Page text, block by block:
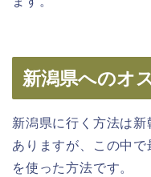
新潟県へのオ
新潟県に行く方法は
ありますが、この中
を使った方法です。